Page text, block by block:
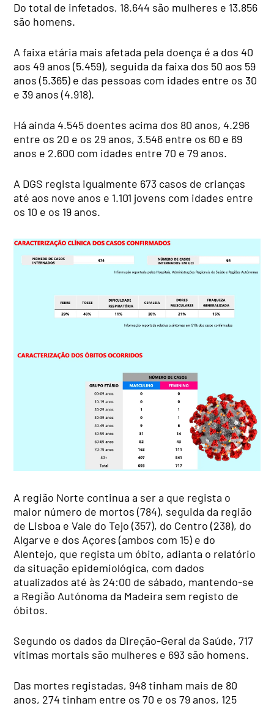
Do total de infetados, 18.644 são mulheres e 13.856
são homens.
A faixa etária mais afetada pela doença é a dos 40
aos 49 anos (5.459), seguida da faixa dos 50 aos 59
anos (5.365) e das pessoas com idades entre os 30
e 39 anos (4.918).
Há ainda 4.545 doentes acima dos 80 anos, 4.296
entre os 20 e os 29 anos, 3.546 entre os 60 e 69
anos e 2.600 com idades entre 70 e 79 anos.
A DGS regista igualmente 673 casos de crianças
até aos nove anos e 1.101 jovens com idades entre
os 10 e os 19 anos.
A região Norte continua a ser a que regista o
maior número de mortos (784), seguida da região
de Lisboa e Vale do Tejo (357), do Centro (238), do
Algarve e dos Açores (ambos com 15) e do
Alentejo, que regista um óbito, adianta o relatório
da situação epidemiológica, com dados
atualizados até às 24:00 de sábado, mantendo-se
a Região Autónoma da Madeira sem registo de
óbitos.
Segundo os dados da Direção-Geral da Saúde, 717
vítimas mortais são mulheres e 693 são homens.
Das mortes registadas, 948 tinham mais de 80
anos, 274 tinham entre os 70 e os 79 anos, 125